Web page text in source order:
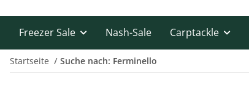
Freezer Sale Nash-Sale Carptackle
Startseite Suche nach: Ferminello